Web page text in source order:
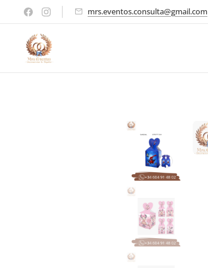
mrs.eventos.consulta@gmail.com